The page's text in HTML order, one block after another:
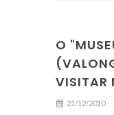
O
VISITAR
21/12/2010